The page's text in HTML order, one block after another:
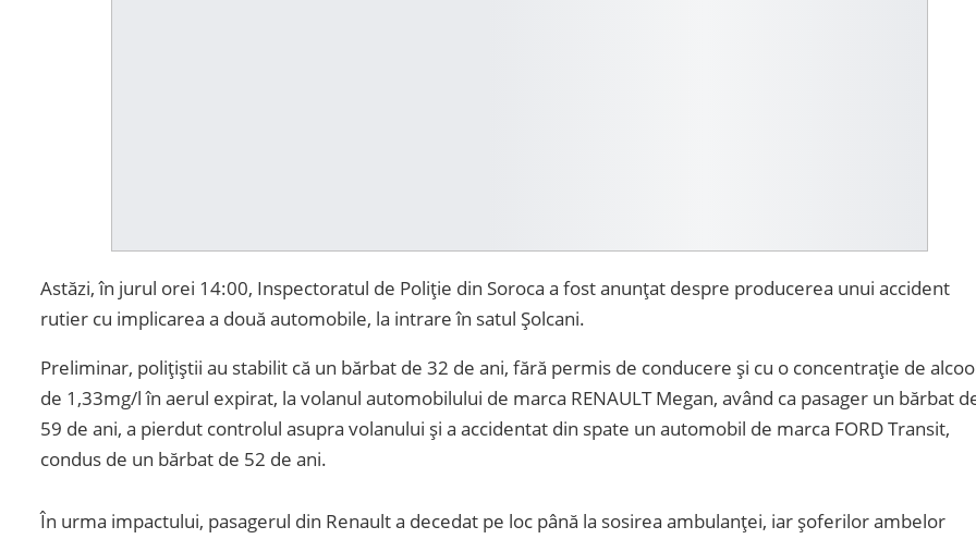
Astăzi, în jurul orei 14:00, Inspectoratul de Poliție din Soroca a fost anunțat despre producerea unui accident
rutier cu implicarea a două automobile, la intrare în satul Șolcani.
Preliminar, polițiștii au stabilit că un bărbat de 32 de ani, fără permis de conducere și cu o concentrație de
de 1,33mg/l în aerul expirat, la volanul automobilului de marca RENAULT Megan, având ca pasager un bărbat
59 de ani, a pierdut controlul asupra volanului și a accidentat din spate un automobil de marca FORD Transit,
condus de un bărbat de 52 de ani.
În urma impactului, pasagerul din Renault a decedat pe loc până la sosirea ambulanței, iar șoferilor ambelor